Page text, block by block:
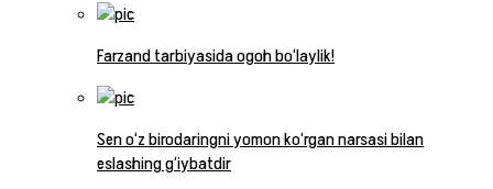
Farzand tarbiyasida ogoh bo‘laylik!
Sen o‘z birodaringni yomon ko‘rgan narsasi bilan
eslashing g‘iybatdir